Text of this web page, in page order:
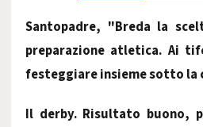
Santopadre, "Breda la
preparazione atletica. Ai
festeggiare insieme sotto la
Il derby. Risultato buono,